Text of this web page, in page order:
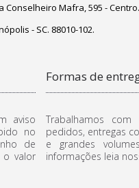
Conselheiro Mafra, 595 - Centro.
- SC. 88010-102.
aviso
no
de
o valor
Formas de
Trabalhamos
pedidos, entregas
e grandes
informações leia